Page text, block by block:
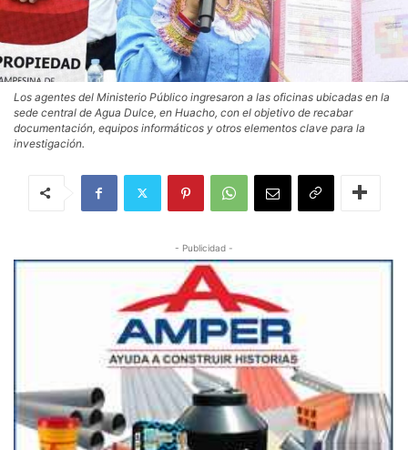
Los agentes del Ministerio Público ingresaron a las oficinas ubicadas en la
sede central de Agua Dulce, en Huacho, con el objetivo de recabar
documentación, equipos informáticos y otros elementos clave para la
investigación.
- Publicidad -